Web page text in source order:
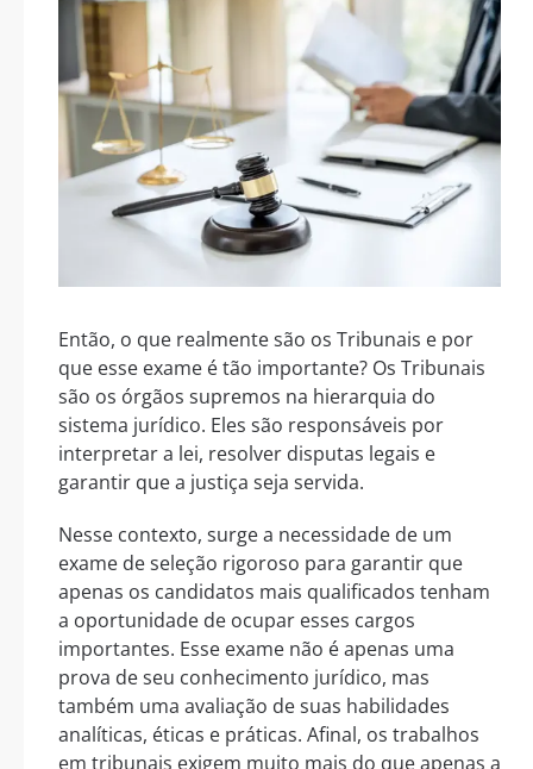
Então, o que realmente são os Tribunais e por
que esse exame é tão importante? Os Tribunais
são os órgãos supremos na hierarquia do
sistema jurídico. Eles são responsáveis por
interpretar a lei, resolver disputas legais e
garantir que a justiça seja servida.
Nesse contexto, surge a necessidade de um
exame de seleção rigoroso para garantir que
apenas os candidatos mais qualificados tenham
a oportunidade de ocupar esses cargos
importantes. Esse exame não é apenas uma
prova de seu conhecimento jurídico, mas
também uma avaliação de suas habilidades
analíticas, éticas e práticas. Afinal, os trabalhos
em tribunais exigem muito mais do que apenas a